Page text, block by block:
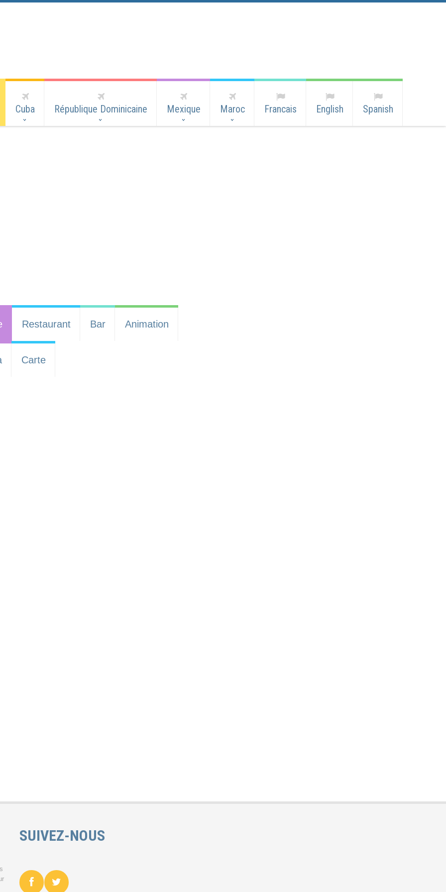
Cuba République Dominicaine Mexique Maroc Francais English Spanish
Restaurant Bar Animation
Carte
SUIVEZ-NOUS